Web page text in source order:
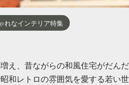
れなインテリア特集
え、昔ながらの和風住宅がだん
和レトロの雰囲気を愛する若い